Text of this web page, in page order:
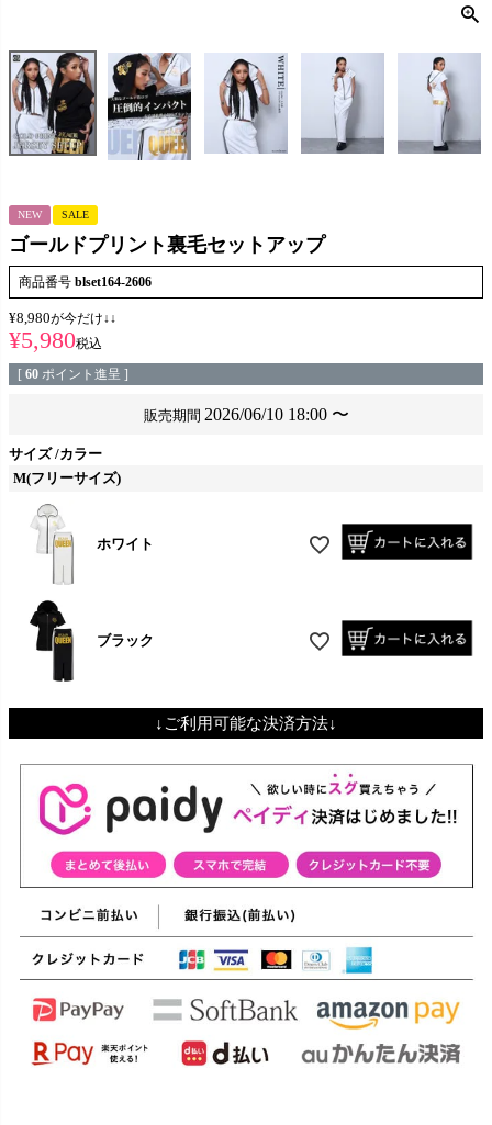
NEW SALE
ゴールドプリント裏毛セットアップ
商品番号 blset164-2606
¥8,980が今だけ↓↓
¥5,980税込
[ 60 ポイント進呈 ]
販売期間 2026/06/10 18:00 〜
サイズ カラー
M(フリーサイズ)
ホワイト
ブラック
↓ご利用可能な決済方法↓